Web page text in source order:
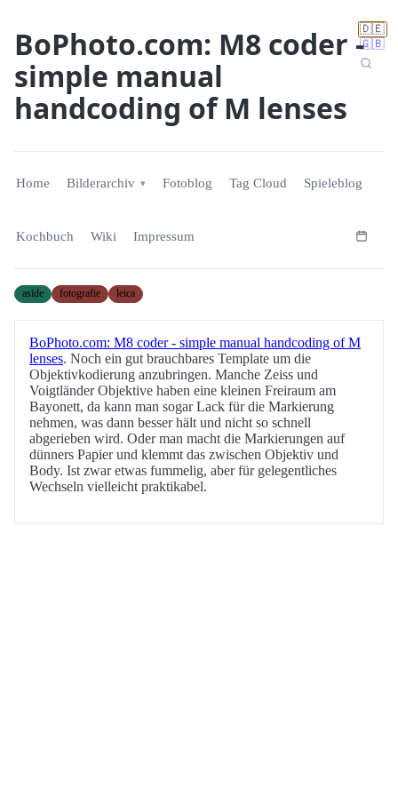
🇩🇪
🇬🇧
BoPhoto.com: M8 coder -
simple manual
handcoding of M lenses
Home Bilderarchiv Fotoblog Tag Cloud Spieleblog
Kochbuch Wiki Impressum
aside fotografie leica
BoPhoto.com: M8 coder - simple manual handcoding of M
lenses. Noch ein gut brauchbares Template um die
Objektivkodierung anzubringen. Manche Zeiss und
Voigtländer Objektive haben eine kleinen Freiraum am
Bayonett, da kann man sogar Lack für die Markierung
nehmen, was dann besser hält und nicht so schnell
abgerieben wird. Oder man macht die Markierungen auf
dünners Papier und klemmt das zwischen Objektiv und
Body. Ist zwar etwas fummelig, aber für gelegentliches
Wechseln vielleicht praktikabel.